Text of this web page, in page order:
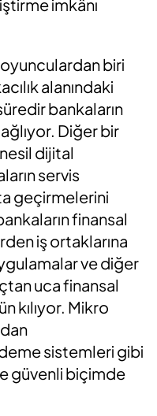
imkânı
biri
alanındaki
bankaların
Diğer bir
dijital
servis
geçirmelerini
finansal
iş ortaklarına
ve diğer
uca finansal
kılıyor. Mikro
sistemleri gibi
güvenli biçimde